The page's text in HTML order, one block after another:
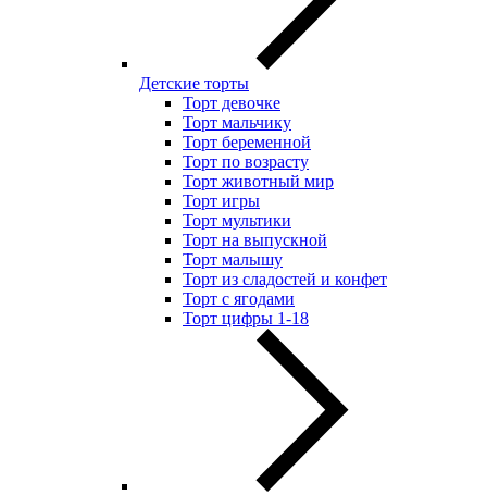
Детские торты
Торт девочке
Торт мальчику
Торт беременной
Торт по возрасту
Торт животный мир
Торт игры
Торт мультики
Торт на выпускной
Торт малышу
Торт из сладостей и конфет
Торт с ягодами
Торт цифры 1-18